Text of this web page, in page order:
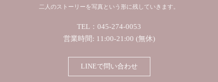
二人のストーリーを写真という形に残していきます。
TEL：045-274-0053
営業時間: 11:00-21:00 (無休)
LINEで問い合わせ